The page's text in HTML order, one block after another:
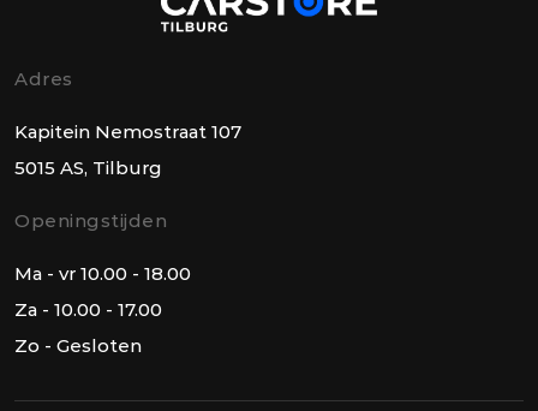
Adres
Kapitein Nemostraat 107
5015 AS, Tilburg
Openingstijden
Ma - vr 10.00 - 18.00
Za - 10.00 - 17.00
Zo - Gesloten